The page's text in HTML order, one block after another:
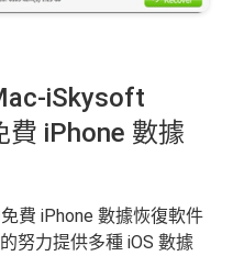
iSkysoft
費 iPhone 數據
費 iPhone 數據恢復軟件
努力提供多種 iOS 數據